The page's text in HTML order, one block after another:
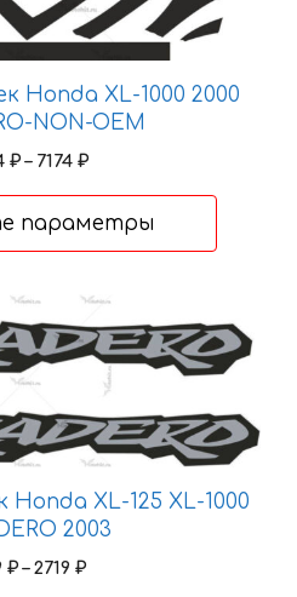
Honda XL-1000 2000
NON-OEM
₽ – 7174 ₽Диапазон
–
параметры
XL-125 XL-1000
2003
₽ – 2719 ₽Диапазон